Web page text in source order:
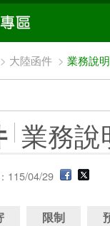
> 大陸函件 >業務說明
業務說
115/04/29
限制